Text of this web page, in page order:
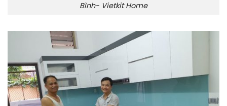
Bình- Vietkit Home